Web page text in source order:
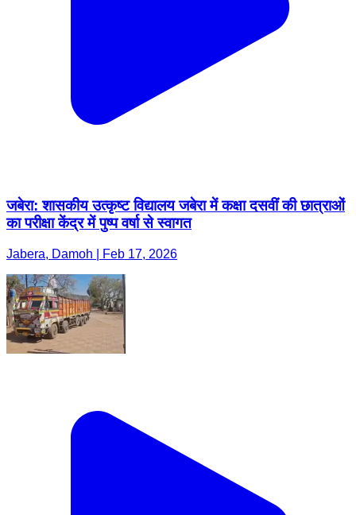
जबेरा: शासकीय उत्कृष्ट विद्यालय जबेरा में कक्षा दसवीं की छात्राओं
का परीक्षा केंद्र में पुष्प वर्षा से स्वागत
Jabera, Damoh | Feb 17, 2026